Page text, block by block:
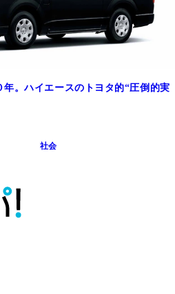
。ハイエースのトヨタ的“圧倒的実
社会